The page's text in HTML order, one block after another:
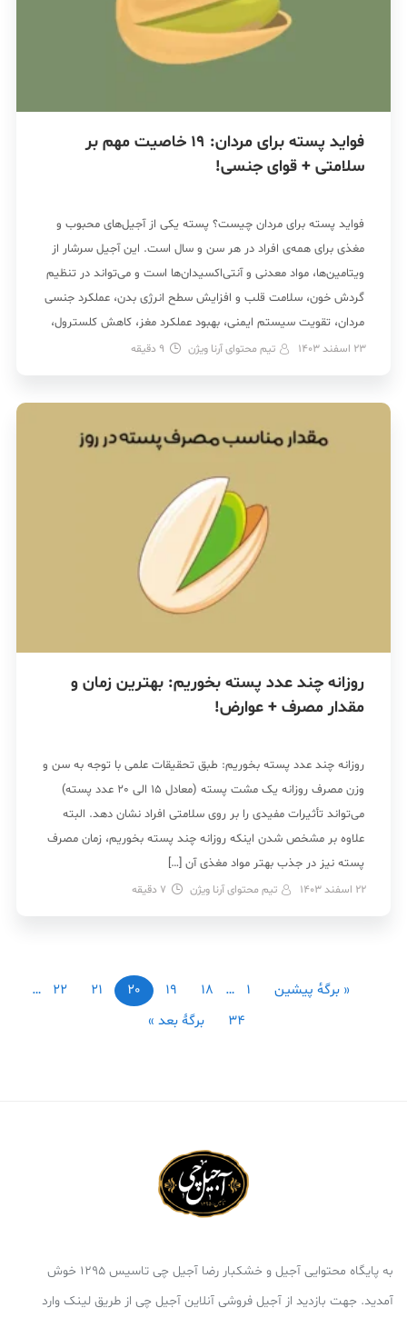
فواید پسته برای مردان: 19 خاصیت مهم بر
سلامتی + قوای جنسی!
فواید پسته برای مردان چیست؟ پسته یکی از آجیل‌های محبوب و
مغذی برای همه‌ی افراد در هر سن و سال است. این آجیل سرشار از
ویتامین‌ها، مواد معدنی و آنتی‌اکسیدان‌ها است و می‌تواند در تنظیم
گردش خون، سلامت قلب و افزایش سطح انرژی بدن، عملکرد جنسی
مردان، تقویت سیستم ایمنی، بهبود عملکرد مغز، کاهش کلسترول،
[…]
23 اسفند 1403 تیم محتوای آرنا ویژن 9 دقیقه
روزانه چند عدد پسته بخوریم: بهترین زمان و
مقدار مصرف + عوارض!
روزانه چند عدد پسته بخوریم: طبق تحقیقات علمی با توجه به سن و
وزن مصرف روزانه یک مشت پسته (معادل 15 الی 20 عدد پسته)
می‌تواند تأثیرات مفیدی را بر روی سلامتی افراد نشان دهد. البته
علاوه بر مشخص شدن اینکه روزانه چند پسته بخوریم، زمان مصرف
پسته نیز در جذب بهتر مواد مغذی آن […]
22 اسفند 1403 تیم محتوای آرنا ویژن 7 دقیقه
« برگه‌ٔ پیشین 1
…
18
19
20
21
22
…
34
برگهٔ بعد »
به پایگاه محتوایی آجیل و خشکبار رضا آجیل چی تاسیس 1295 خوش
آمدید. جهت بازدید از آجیل فروشی آنلاین آجیل چی از طریق لینک وارد